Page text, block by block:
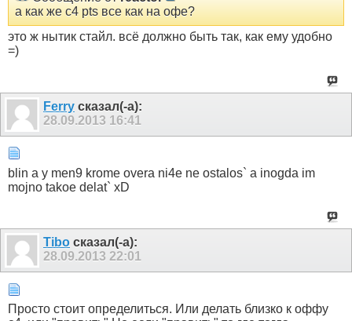
а как же c4 pts все как на офе?
это ж нытик стайл. всё должно быть так, как ему удобно
=)
Ferry сказал(-а):
28.09.2013 16:41
blin a y men9 krome overa ni4e ne ostalos` a inogda im
mojno takoe delat` xD
Tibo сказал(-а):
28.09.2013 22:01
Просто стоит определиться. Или делать близко к оффу